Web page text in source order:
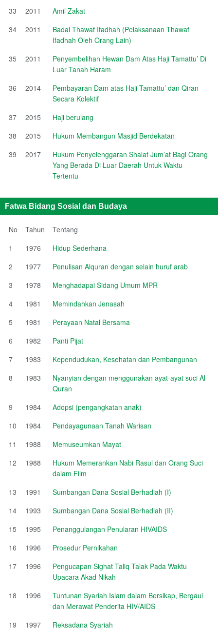
33 2011
Amil Zakat
34
2011
Badal Thawaf Ifadhah (Pelaksanaan Thawaf
Ifadhah Oleh Orang Lain)
35
2011
Penyembelihan Hewan Dam Atas Haji Tamattu’ Di
Luar Tanah Haram
36
2014
Pembayaran Dam atas Haji Tamattu’ dan Qiran
Secara Kolektif
37
2015
Haji berulang
38
2015
Hukum Membangun Masjid Berdekatan
39
2017
Hukum Penyelenggaran Shalat Jum’at Bagi Orang
Yang Berada Di Luar Daerah Untuk Waktu
Tertentu
Fatwa Bidang Sosial dan Budaya
No Tahun
Tentang
1
1976
Hidup Sederhana
2
1977
Penulisan Alquran dengan selain huruf arab
3
1978
Menghadapai Sidang Umum MPR
4
1981
Memindahkan Jenasah
5
1981
Perayaan Natal Bersama
6
1982
Panti Pijat
7
1983
Kependudukan, Kesehatan dan Pembangunan
8
1983
Nyanyian dengan menggunakan ayat-ayat suci Al
Quran
9
1984
Adopsi (pengangkatan anak)
10
1984
Pendayagunaan Tanah Warisan
11
1988
Memuseumkan Mayat
12
1988
Hukum Memerankan Nabi Rasul dan Orang Suci
dalam Film
13
1991
Sumbangan Dana Sosial Berhadiah (I)
14
1993
Sumbangan Dana Sosial Berhadiah (II)
15
1995
Penanggulangan Penularan HIVAIDS
16
1996
Prosedur Pernikahan
17
1996
Pengucapan Sighat Taliq Talak Pada Waktu
Upacara Akad Nikah
18
1996
Tuntunan Syariah Islam dalam Bersikap, Bergaul
dan Merawat Penderita HIV/AIDS
19
1997
Reksadana Syariah